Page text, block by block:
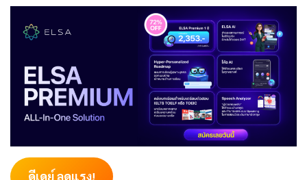
ดีเดย์ ลดแรง!